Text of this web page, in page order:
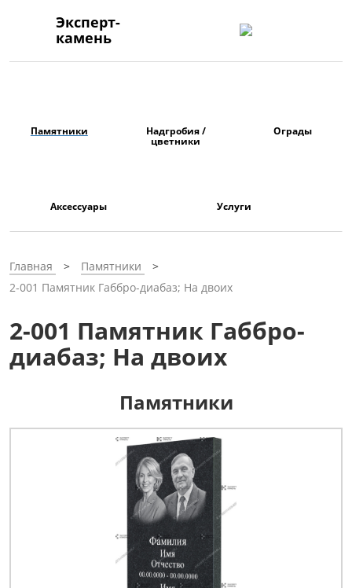
Эксперт-
камень
Памятники Надгробия /
цветники
Ограды
Аксессуары Услуги
Главная
Памятники
2-001 Памятник Габбро-диабаз; На двоих
2-001 Памятник Габбро-
диабаз; На двоих
Памятники